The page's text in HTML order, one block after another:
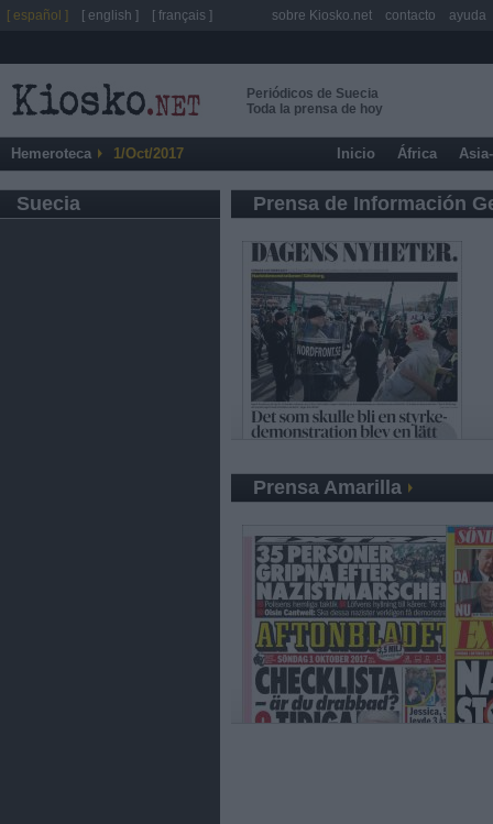
Periódicos de Suecia
Toda la prensa de hoy
Hemeroteca 1/Oct/2017 Inicio África
Suecia Prensa de Información
Prensa Amarilla
[ español ] [ english ] [ français ] sobre Kiosko.net contacto ayuda